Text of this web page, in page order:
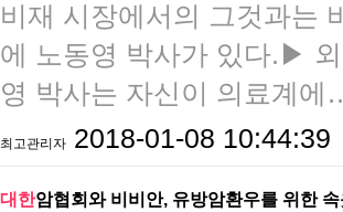
비재 시장에서의 그것과는
에 노동영 박사가 있다.▶
영 박사는 자신이 의료계에
최고관리자 2018-01-08 10:44:39
대한암협회와 비비안, 유방암환우를 위한 속